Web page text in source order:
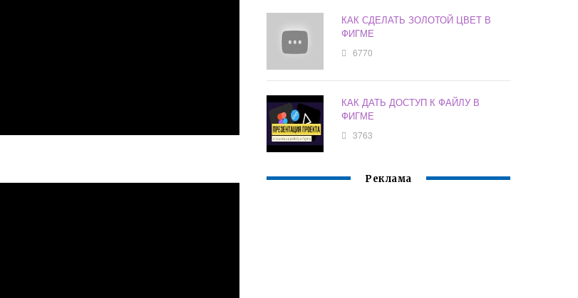
КАК СДЕЛАТЬ ЗОЛОТОЙ ЦВЕТ В
ФИГМЕ
6770
КАК ДАТЬ ДОСТУП К ФАЙЛУ В
ФИГМЕ
3763
Реклама